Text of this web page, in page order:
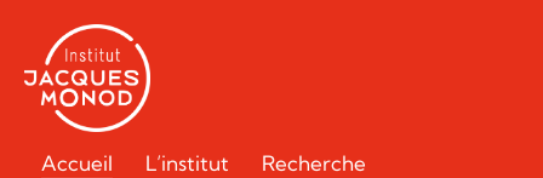
Accueil L’institut Recherche